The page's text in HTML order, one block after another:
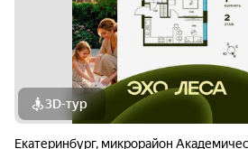
3D-тур
Екатеринбург, микрорайон